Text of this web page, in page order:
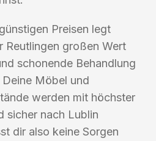
Preisen legt
Reutlingen großen Wert
schonende Behandlung
Möbel und
werden mit höchster
sicher nach Lublin
dir also keine Sorgen